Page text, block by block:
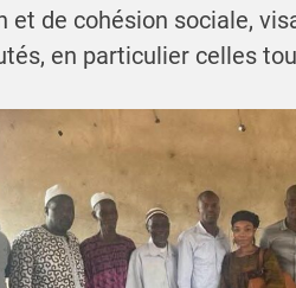
et de cohésion sociale,
en particulier celles